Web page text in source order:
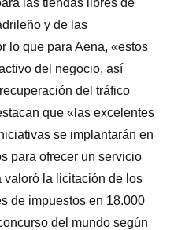
y de las
lo que para Aena, «estos
del negocio, así
del tráfico
que «las excelentes
se implantarán en
para ofrecer un servicio
valoró la licitación de los
de impuestos en 18.000
del mundo según